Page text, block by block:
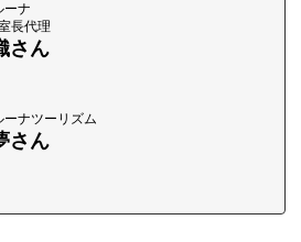
ーナ
長代理
さん
ナツーリズム
さん